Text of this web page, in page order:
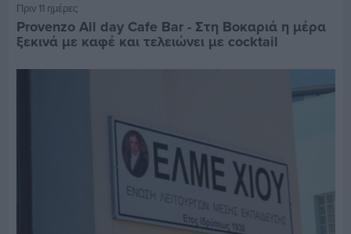
Πριν 11 ημέρες
Provenzo All day Cafe Bar - Στη Βοκαριά η μέρα
ξεκινά με καφέ και τελειώνει με cocktail